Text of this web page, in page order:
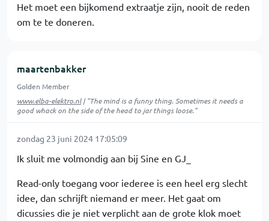
Het moet een bijkomend extraatje zijn, nooit de reden
om te te doneren.
maartenbakker
Golden Member
www.elba-elektro.nl| "The mind is a funny thing. Sometimes it needs a
good whack on the side of the head to jar things loose."
zondag 23 juni 2024 17:05:09
Ik sluit me volmondig aan bij Sine en GJ_
Read-only toegang voor iederee is een heel erg slecht
idee, dan schrijft niemand er meer. Het gaat om
dicussies die je niet verplicht aan de grote klok moet